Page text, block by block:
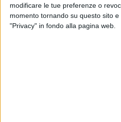
modificare le tue preferenze o
momento tornando su questo sito
"Privacy" in fondo alla pagina web.